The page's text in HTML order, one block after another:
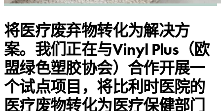
将医疗废弃物转化为解决方
案。我们正在与Vinyl Plus（欧
盟绿色塑胶协会）合作开展一
个试点项目，将比利时医院的
医疗废物转化为医疗保健部门